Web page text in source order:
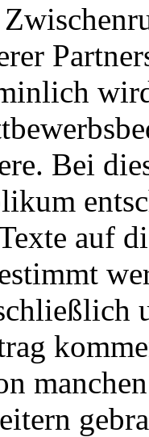
Bei
auf